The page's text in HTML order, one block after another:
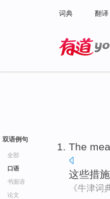
词典 翻译
双语例句
全部
口语
书面语
论文
The
这些措施
《牛津词